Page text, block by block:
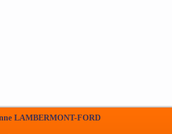
LAMBERMONT-FORD